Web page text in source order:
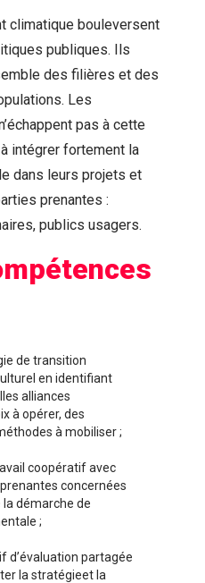
climatique bouleversent
publiques. Ils
des filières et des
Les
pas à cette
intégrer fortement la
dans leurs projets et
prenantes :
publics usagers.
de transition
en identifiant
alliances
à opérer, des
à mobiliser ;
coopératif avec
concernées
démarche de
;
d’évaluation partagée
la stratégieet la